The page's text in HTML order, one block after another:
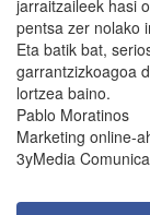
jarraitzaileek hasi
pentsa zer nolako
Eta batik bat,
garrantzizkoagoa
lortzea baino.
Pablo Moratinos
Marketing online-
3yMedia